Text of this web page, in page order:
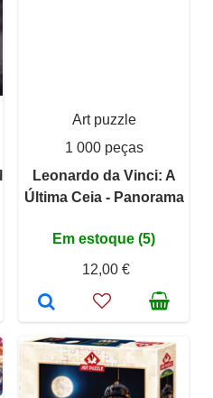
Art puzzle
1 000 peças
Leonardo da Vinci: A
Última Ceia - Panorama
Em estoque (5)
12,00 €